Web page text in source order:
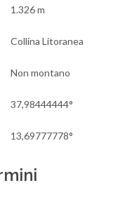
1.326 m
Collina Litoranea
Non montano
37,98444444°
13,69777778°